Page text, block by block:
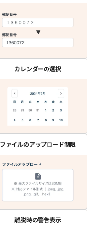
カレンダーの選択
ファイルのアップロード制限
離脱時の警告表示